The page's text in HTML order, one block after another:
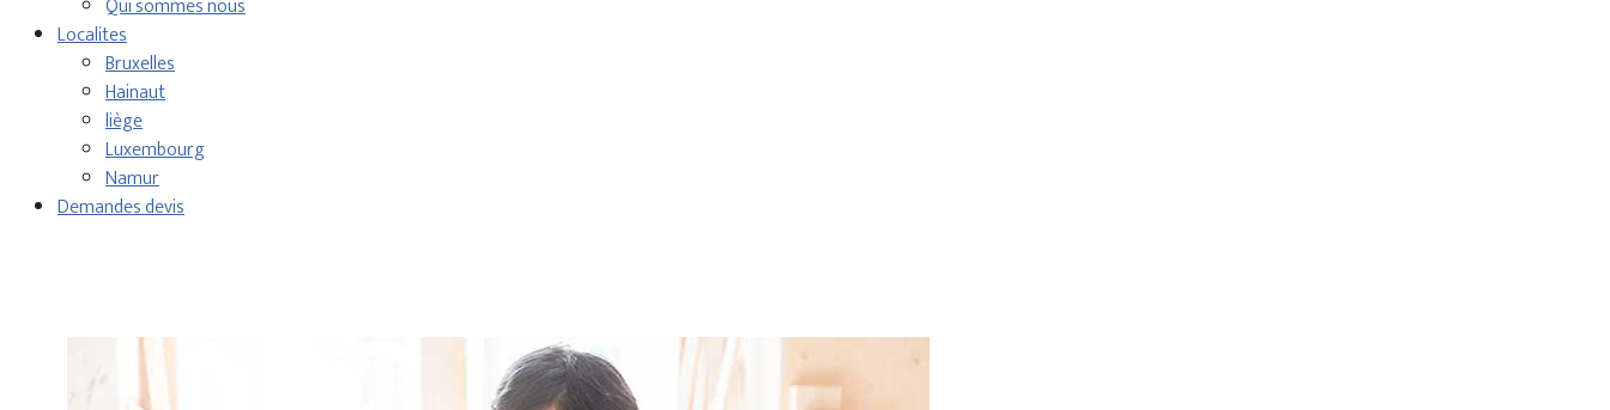
Qui sommes nous
Localites
Bruxelles
Hainaut
liège
Luxembourg
Namur
Demandes devis